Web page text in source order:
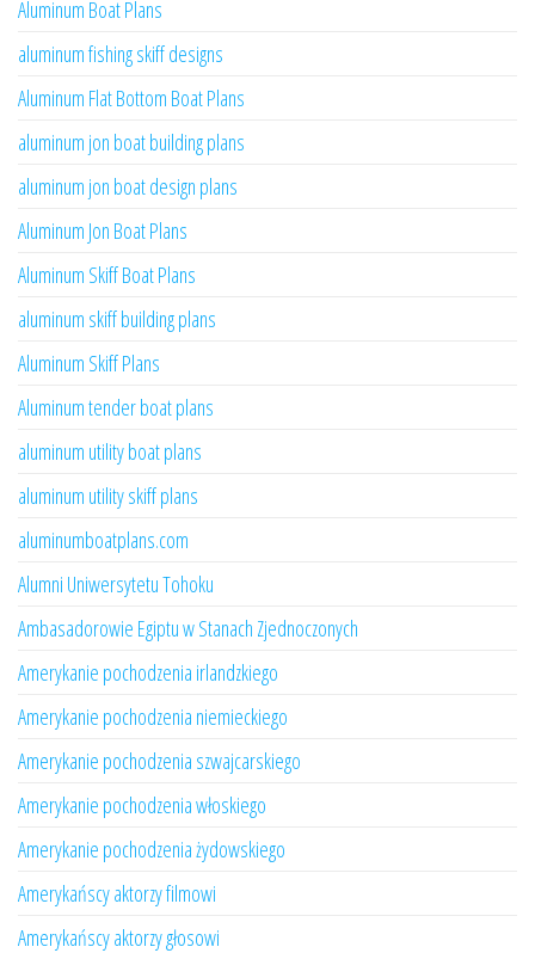
Aluminum Boat Plans
aluminum fishing skiff designs
Aluminum Flat Bottom Boat Plans
aluminum jon boat building plans
aluminum jon boat design plans
Aluminum Jon Boat Plans
Aluminum Skiff Boat Plans
aluminum skiff building plans
Aluminum Skiff Plans
Aluminum tender boat plans
aluminum utility boat plans
aluminum utility skiff plans
aluminumboatplans.com
Alumni Uniwersytetu Tohoku
Ambasadorowie Egiptu w Stanach Zjednoczonych
Amerykanie pochodzenia irlandzkiego
Amerykanie pochodzenia niemieckiego
Amerykanie pochodzenia szwajcarskiego
Amerykanie pochodzenia włoskiego
Amerykanie pochodzenia żydowskiego
Amerykańscy aktorzy filmowi
Amerykańscy aktorzy głosowi